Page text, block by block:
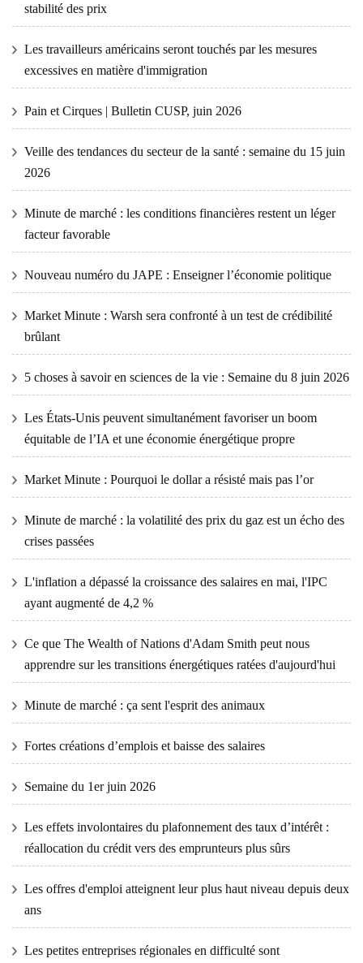
stabilité des prix
Les travailleurs américains seront touchés par les mesures
excessives en matière d'immigration
Pain et Cirques | Bulletin CUSP, juin 2026
Veille des tendances du secteur de la santé : semaine du 15 juin
2026
Minute de marché : les conditions financières restent un léger
facteur favorable
Nouveau numéro du JAPE : Enseigner l’économie politique
Market Minute : Warsh sera confronté à un test de crédibilité
brûlant
5 choses à savoir en sciences de la vie : Semaine du 8 juin 2026
Les États-Unis peuvent simultanément favoriser un boom
équitable de l’IA et une économie énergétique propre
Market Minute : Pourquoi le dollar a résisté mais pas l’or
Minute de marché : la volatilité des prix du gaz est un écho des
crises passées
L'inflation a dépassé la croissance des salaires en mai, l'IPC
ayant augmenté de 4,2 %
Ce que The Wealth of Nations d'Adam Smith peut nous
apprendre sur les transitions énergétiques ratées d'aujourd'hui
Minute de marché : ça sent l'esprit des animaux
Fortes créations d’emplois et baisse des salaires
Semaine du 1er juin 2026
Les effets involontaires du plafonnement des taux d’intérêt :
réallocation du crédit vers des emprunteurs plus sûrs
Les offres d'emploi atteignent leur plus haut niveau depuis deux
ans
Les petites entreprises régionales en difficulté sont